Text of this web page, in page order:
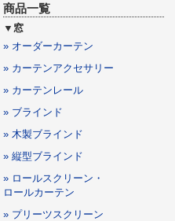
商品一覧
▼窓
» オーダーカーテン
» カーテンアクセサリー
» カーテンレール
» ブラインド
» 木製ブラインド
» 縦型ブラインド
» ロールスクリーン・
ロールカーテン
» プリーツスクリーン